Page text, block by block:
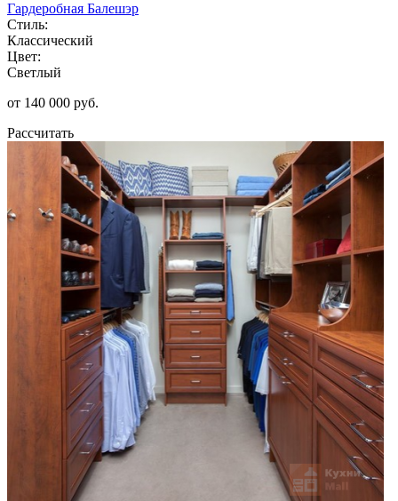
Гардеробная Балешэр
Стиль:
Классический
Цвет:
Светлый
от 140 000 руб.
Рассчитать